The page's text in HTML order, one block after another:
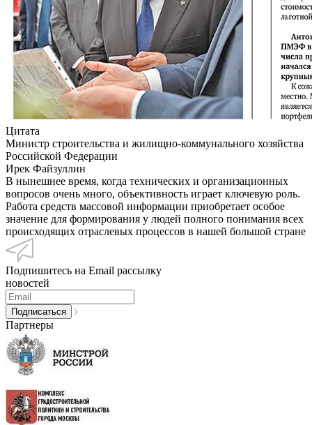
Цитата
Министр строительства и жилищно-коммунального хозяйства
Российской Федерации
Ирек Файзуллин
В нынешнее время, когда технических и организационных
вопросов очень много, объективность играет ключевую роль.
Работа средств массовой информации приобретает особое
значение для формирования у людей полного понимания всех
происходящих отраслевых процессов в нашей большой стране
Подпишитесь на Email рассылку
новостей
Партнеры